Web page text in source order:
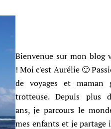
Bienvenue sur mon blog
! Moi c'est Aurélie 🙂
de voyages et maman
trotteuse. Depuis plus
ans, je parcours le
mes enfants et je partage